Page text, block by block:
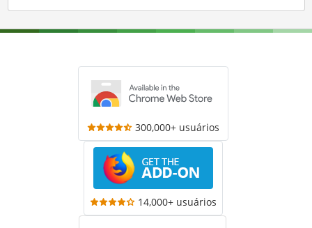
300,000+ usuários
14,000+ usuários